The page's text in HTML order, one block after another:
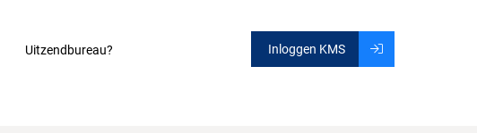
Uitzendbureau? Inloggen KMS